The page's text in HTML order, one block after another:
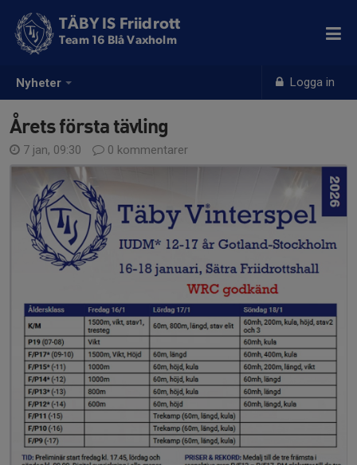
Nyheter Logga in
TÄBY IS Friidrott
Team 16 Blå Vaxholm
Årets första tävling
7 jan, 09:30 0 kommentarer